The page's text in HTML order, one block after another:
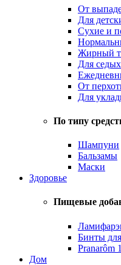
От
Для
Сухие и
Жирный
Для
От
Для
По типу
Шампуни
Бальзамы
Маски
Здоровье
Пищевые
Бинты
Pranarôm
Дом